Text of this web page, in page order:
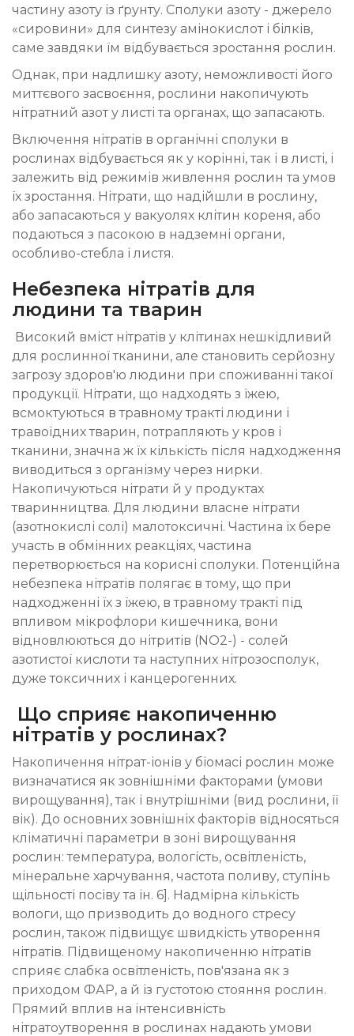
частину азоту із ґрунту. Сполуки азоту - джерело
«сировини» для синтезу амінокислот і білків,
саме завдяки їм відбувається зростання рослин.
Однак, при надлишку азоту, неможливості його
миттєвого засвоєння, рослини накопичують
нітратний азот у листі та органах, що запасають.
Включення нітратів в органічні сполуки в
рослинах відбувається як у корінні, так і в листі, і
залежить від режимів живлення рослин та умов
їх зростання. Нітрати, що надійшли в рослину,
або запасаються у вакуолях клітин кореня, або
подаються з пасокою в надземні органи,
особливо-стебла і листя.
Небезпека нітратів для
людини та тварин
Високий вміст нітратів у клітинах нешкідливий
для рослинної тканини, але становить серйозну
загрозу здоров'ю людини при споживанні такої
продукції. Нітрати, що надходять з їжею,
всмоктуються в травному тракті людини і
травоїдних тварин, потрапляють у кров і
тканини, значна ж їх кількість після надходження
виводиться з організму через нирки.
Накопичуються нітрати й у продуктах
тваринництва. Для людини власне нітрати
(азотнокислі солі) малотоксичні. Частина їх бере
участь в обмінних реакціях, частина
перетворюється на корисні сполуки. Потенційна
небезпека нітратів полягає в тому, що при
надходженні їх з їжею, в травному тракті під
впливом мікрофлори кишечника, вони
відновлюються до нітритів (NO2-) - солей
азотистої кислоти та наступних нітрозосполук,
дуже токсичних і канцерогенних.
Що сприяє накопиченню
нітратів у рослинах?
Накопичення нітрат-іонів у біомасі рослин може
визначатися як зовнішніми факторами (умови
вирощування), так і внутрішніми (вид рослини, її
вік). До основних зовнішніх факторів відносяться
кліматичні параметри в зоні вирощування
рослин: температура, вологість, освітленість,
мінеральне харчування, частота поливу, ступінь
щільності посіву та ін. 6]. Надмірна кількість
вологи, що призводить до водного стресу
рослин, також підвищує швидкість утворення
нітратів. Підвищеному накопиченню нітратів
сприяє слабка освітленість, пов'язана як з
приходом ФАР, а й із густотою стояння рослин.
Прямий вплив на інтенсивність
нітратоутворення в рослинах надають умови